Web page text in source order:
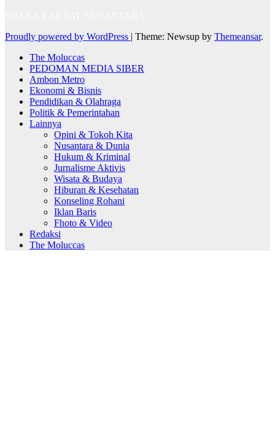
Proudly powered by WordPress | Theme: Newsup by Themeansar.
The Moluccas
PEDOMAN MEDIA SIBER
Ambon Metro
Ekonomi & Bisnis
Pendidikan & Olahraga
Politik & Pemerintahan
Lainnya
Opini & Tokoh Kita
Nusantara & Dunia
Hukum & Kriminal
Jurnalisme Aktivis
Wisata & Budaya
Hiburan & Kesehatan
Konseling Rohani
Iklan Baris
Fhoto & Video
Redaksi
The Moluccas